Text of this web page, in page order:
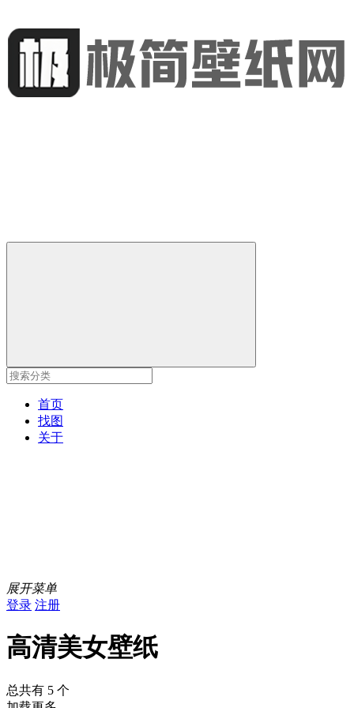
首页
找图
关于
展开菜单
登录 注册
高清美女壁纸
总共有 5 个